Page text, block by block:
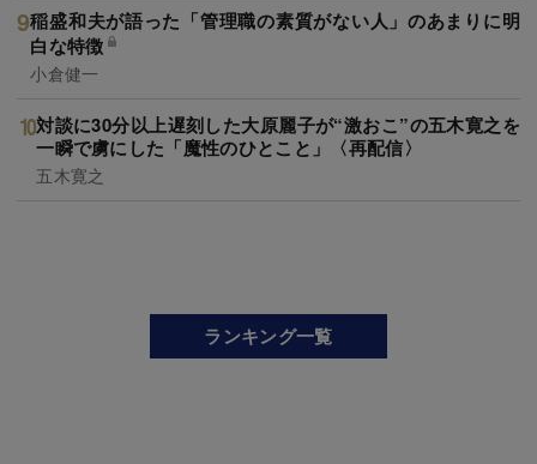
稲盛和夫が語った「管理職の素質がない人」のあまりに明
白な特徴
小倉健一
対談に30分以上遅刻した大原麗子が“激おこ”の五木寛之を
一瞬で虜にした「魔性のひとこと」〈再配信〉
五木寛之
ランキング一覧